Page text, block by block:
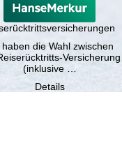
haben die Wahl zwischen
Versicherung
(inklusive …
Details